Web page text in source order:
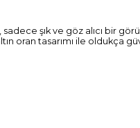
, sadece şık ve göz alıcı bir
oran tasarımı ile oldukça